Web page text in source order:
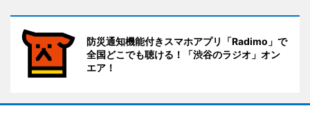
防災通知機能付きスマホアプリ「Radimo」で
全国どこでも聴ける！「渋谷のラジオ」オン
エア！